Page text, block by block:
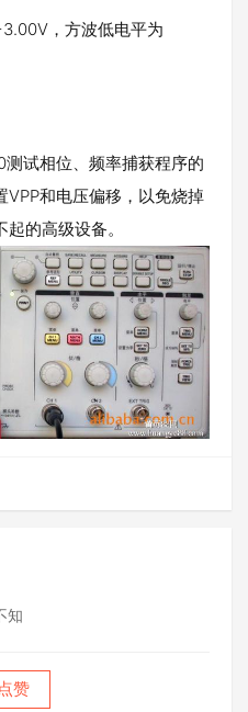
，方波低电平为
试相位、频率捕获程序的
VPP和电压偏移，以免烧掉
的高级设备。
知
点赞